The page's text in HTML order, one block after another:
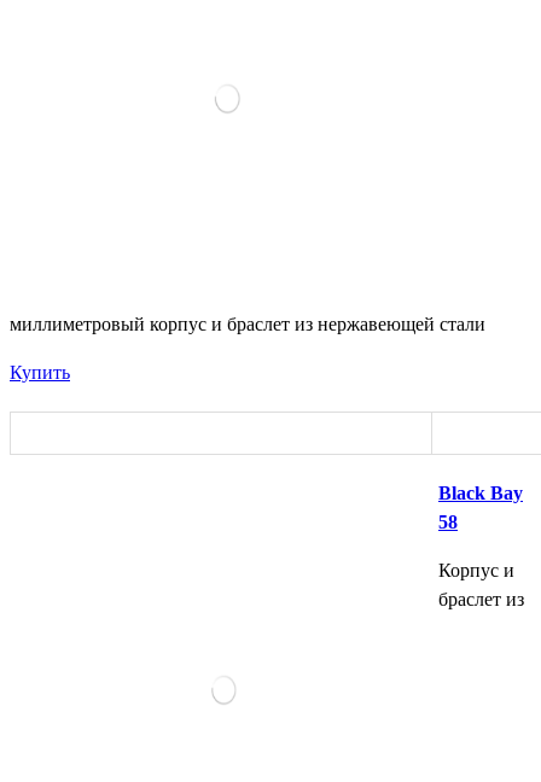
миллиметровый корпус и браслет из нержавеющей стали
Купить
Black Bay
58
Корпус и
браслет из